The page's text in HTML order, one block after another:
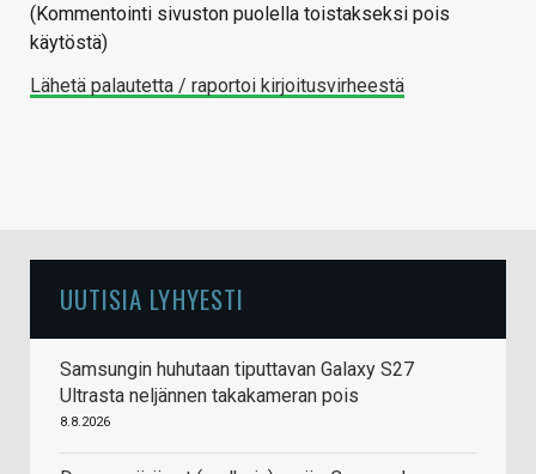
(Kommentointi sivuston puolella toistakseksi pois
käytöstä)
Lähetä palautetta / raportoi kirjoitusvirheestä
UUTISIA LYHYESTI
Samsungin huhutaan tiputtavan Galaxy S27
Ultrasta neljännen takakameran pois
8.8.2026